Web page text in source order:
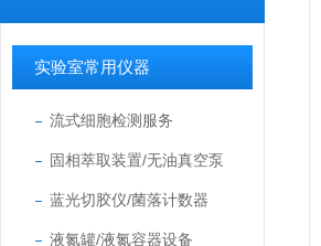
实验室常用仪器
流式细胞检测服务
固相萃取装置/无油真空泵
蓝光切胶仪/菌落计数器
液氮罐/液氮容器设备